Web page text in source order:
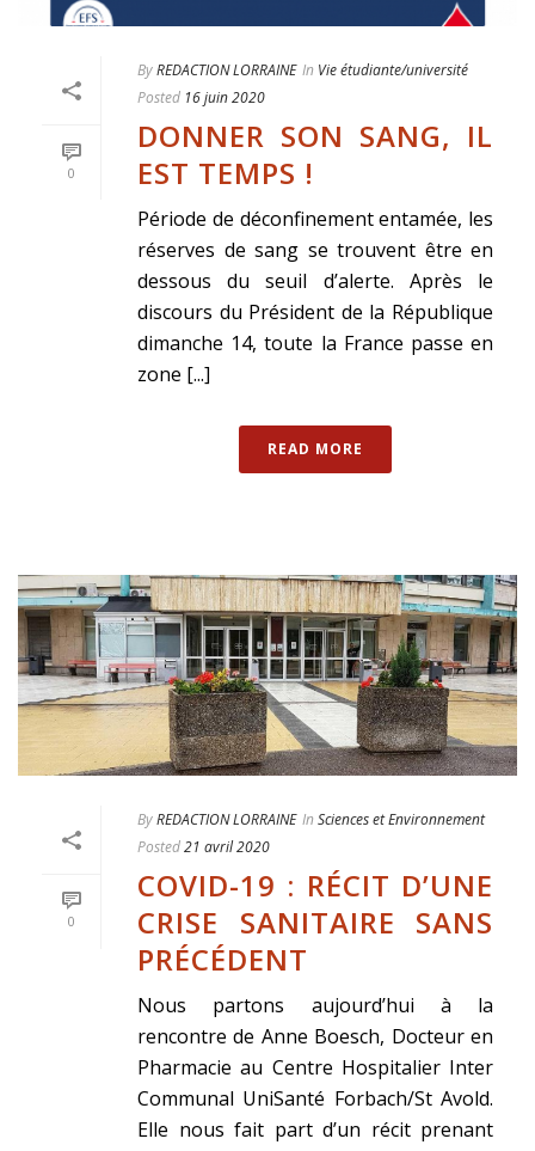
0
ByREDACTION LORRAINE In Vie étudiante/université
Posted 16 juin 2020
DONNER SON SANG, IL
EST TEMPS !
Période de déconfinement entamée, les
réserves de sang se trouvent être en
dessous du seuil d’alerte. Après le
discours du Président de la République
dimanche 14, toute la France passe en
zone [...]
READ MORE
0
ByREDACTION LORRAINE In Sciences et Environnement
Posted21 avril 2020
COVID-19 : RÉCIT D’UNE
CRISE SANITAIRE SANS
PRÉCÉDENT
Nous partons aujourd’hui à la
rencontre de Anne Boesch, Docteur en
Pharmacie au Centre Hospitalier Inter
Communal UniSanté Forbach/St Avold.
Elle nous fait part d’un récit prenant